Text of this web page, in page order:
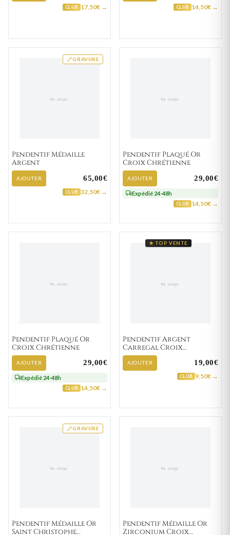
CLUB 17,50€ → CLUB 14,50€ →
GRAVURE
Pendentif Médaille
Argent
AJOUTER 65,00€
CLUB 32,50€ →
Pendentif Plaqué Or
Croix Chrétienne
AJOUTER 29,00€
Expédié 24-48h
CLUB 14,50€ →
Pendentif Plaqué Or
Croix Chrétienne
AJOUTER 29,00€
Expédié 24-48h
CLUB 14,50€ →
★ TOP VENTE
Pendentif Argent
Carregal Croix
Chrétienne
AJOUTER 19,00€
CLUB 9,50€ →
GRAVURE
Pendentif Médaille Or
Saint Christophe
Pendentif Médaille Or
Zirconium Croix